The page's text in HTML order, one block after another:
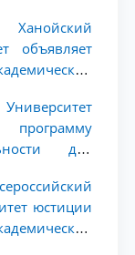
объявляет
программу
для
юстиции